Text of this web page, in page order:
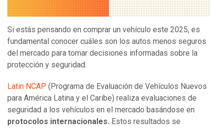
Si estás pensando en comprar un vehículo este 2025, es
fundamental conocer cuáles son los autos menos seguros
del mercado para tomar decisiones informadas sobre la
protección y seguridad.
Latin NCAP (Programa de Evaluación de Vehículos Nuevos
para América Latina y el Caribe) realiza evaluaciones de
seguridad a los vehículos en el mercado basándose en
protocolos internacionales. Estos resultados se